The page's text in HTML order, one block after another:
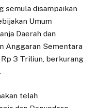
semula disampaikan
Umum
Daerah dan
Anggaran Sementara
3 Triliun, berkurang
telah